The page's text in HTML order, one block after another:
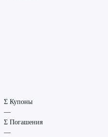
Σ Купоны
—
Σ Погашения
—